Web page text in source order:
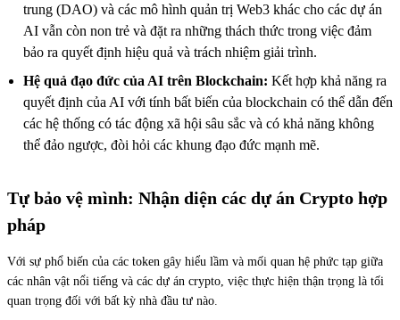
trung (DAO) và các mô hình quản trị Web3 khác cho các dự án
AI vẫn còn non trẻ và đặt ra những thách thức trong việc đảm
bảo ra quyết định hiệu quả và trách nhiệm giải trình.
Hệ quả đạo đức của AI trên Blockchain: Kết hợp khả năng ra
quyết định của AI với tính bất biến của blockchain có thể dẫn đến
các hệ thống có tác động xã hội sâu sắc và có khả năng không
thể đảo ngược, đòi hỏi các khung đạo đức mạnh mẽ.
Tự bảo vệ mình: Nhận diện các dự án Crypto hợp
pháp
Với sự phổ biến của các token gây hiểu lầm và mối quan hệ phức tạp giữa
các nhân vật nổi tiếng và các dự án crypto, việc thực hiện thận trọng là tối
quan trọng đối với bất kỳ nhà đầu tư nào.